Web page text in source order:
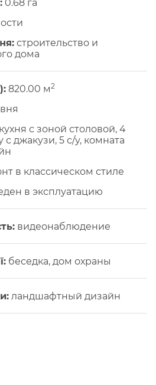
0.68 га
строительство и
дома
): 820.00 м2
с зоной столовой, 4
с джакузи, 5 с/у, комната
в классическом стиле
в эксплуатацию
видеонаблюдение
беседка, дом охраны
ландшафтный дизайн